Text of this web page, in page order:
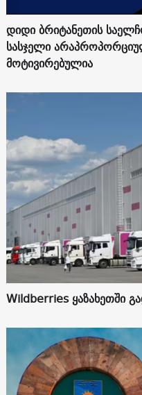
დიდი ბრიტანეთის
სასჯელი
მოტივირებულია
Wildberries ყაზახეთში